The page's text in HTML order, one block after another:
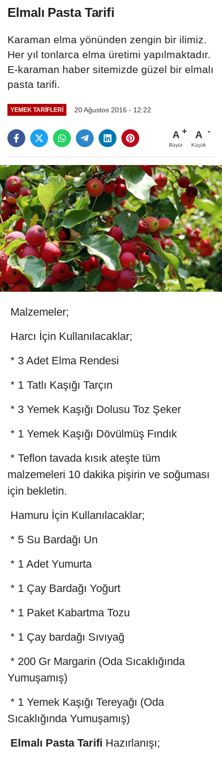
Elmalı Pasta Tarifi
Karaman elma yönünden zengin bir ilimiz.
Her yıl tonlarca elma üretimi yapılmaktadır.
E-karaman haber sitemizde güzel bir elmalı
pasta tarifi.
YEMEK TARIFLERI 20 Ağustos 2016 - 12:22
A
Büyüt
A
Küçült
Malzemeler;
Harcı İçin Kullanılacaklar;
* 3 Adet Elma Rendesi
* 1 Tatlı Kaşığı Tarçın
* 3 Yemek Kaşığı Dolusu Toz Şeker
* 1 Yemek Kaşığı Dövülmüş Fındık
* Teflon tavada kısık ateşte tüm
malzemeleri 10 dakika pişirin ve soğuması
için bekletin.
Hamuru İçin Kullanılacaklar;
* 5 Su Bardağı Un
* 1 Adet Yumurta
* 1 Çay Bardağı Yoğurt
* 1 Paket Kabartma Tozu
* 1 Çay bardağı Sıvıyağ
* 200 Gr Margarin (Oda Sıcaklığında
Yumuşamış)
* 1 Yemek Kaşığı Tereyağı (Oda
Sıcaklığında Yumuşamış)
Elmalı Pasta Tarifi Hazırlanışı;